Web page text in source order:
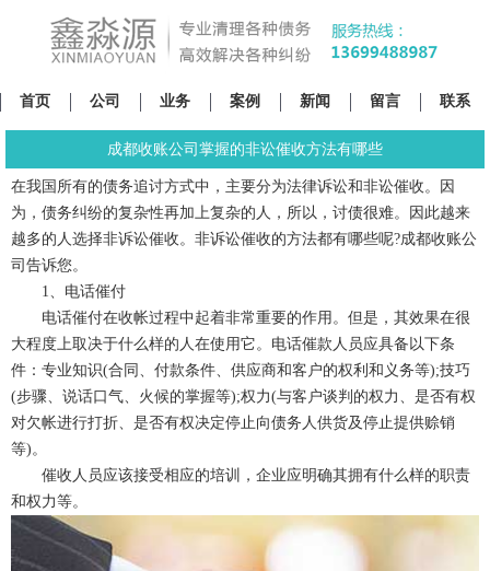
首页 公司 业务 案例 新闻 留言 联系
成都收账公司掌握的非讼催收方法有哪些
在我国所有的债务追讨方式中，主要分为法律诉讼和非讼催收。因
为，债务纠纷的复杂性再加上复杂的人，所以，讨债很难。因此越来
越多的人选择非诉讼催收。非诉讼催收的方法都有哪些呢?成都收账公
司告诉您。
1、电话催付
电话催付在收帐过程中起着非常重要的作用。但是，其效果在很
大程度上取决于什么样的人在使用它。电话催款人员应具备以下条
件：专业知识(合同、付款条件、供应商和客户的权利和义务等);技巧
(步骤、说话口气、火候的掌握等);权力(与客户谈判的权力、是否有权
对欠帐进行打折、是否有权决定停止向债务人供货及停止提供赊销
等)。
催收人员应该接受相应的培训，企业应明确其拥有什么样的职责
和权力等。